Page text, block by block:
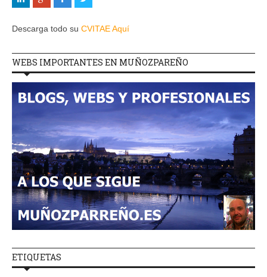
Descarga todo su CVITAE Aquí
WEBS IMPORTANTES EN MUÑOZPAREÑO
ETIQUETAS